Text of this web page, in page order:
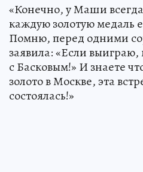
«Конечно, у Маши
каждую золотую медаль
Помню, перед одними
заявила: «Если
с Басковым!» И знаете
золото в Москве, эта
состоялась!»